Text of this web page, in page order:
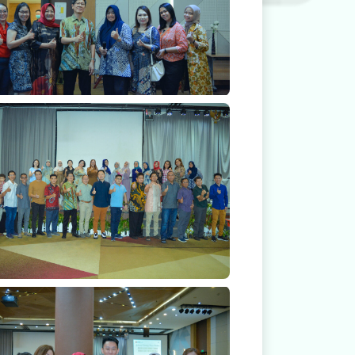
Keakraban Dokter Spesialis RS Mitra Medika
Dokter Spesialis RS Mitra Medika